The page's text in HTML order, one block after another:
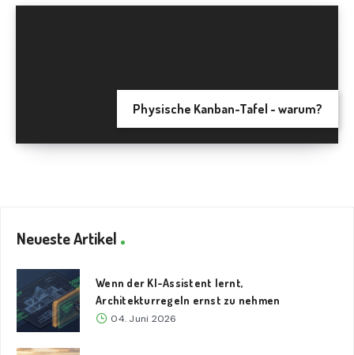
Physische Kanban-Tafel - warum?
Neueste Artikel
Wenn der KI-Assistent lernt,
Architekturregeln ernst zu nehmen
04. Juni 2026